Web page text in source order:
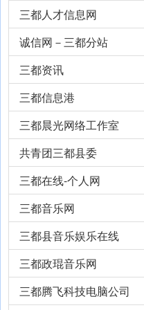
三都人才信息网
诚信网－三都分站
三都资讯
三都信息港
三都晨光网络工作室
共青团三都县委
三都在线-个人网
三都音乐网
三都县音乐娱乐在线
三都政琨音乐网
三都腾飞科技电脑公司